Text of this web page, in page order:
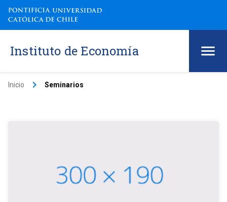
Instituto de Economía
Inicio keyboard_arrow_right Seminarios